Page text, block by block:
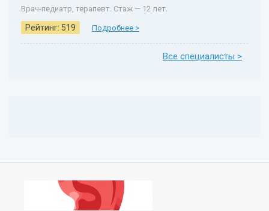
Врач-педиатр, терапевт. Стаж — 12 лет.
Рейтинг: 519 Подробнее >
Все специалисты >